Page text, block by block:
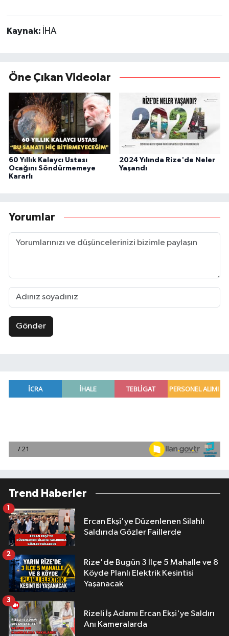
Kaynak: İHA
Öne Çıkan Videolar
60 Yıllık Kalaycı Ustası
Ocağını Söndürmemeye
Kararlı
2024 Yılında Rize'de Neler
Yaşandı
Yorumlar
Gönder
Trend Haberler
Ercan Ekşi'ye Düzenlenen Silahlı
Saldırıda Gözler Faillerde
1
Rize'de Bugün 3 İlçe 5 Mahalle ve 8
Köyde Planlı Elektrik Kesintisi
Yaşanacak
2
Rizeli İş Adamı Ercan Ekşi'ye Saldırı
Anı Kameralarda
3